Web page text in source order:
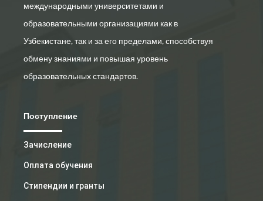
международными университетами и
образовательными организациями как в
Узбекистане, так и за его пределами, способствуя
обмену знаниями и повышая уровень
образовательных стандартов.
Поступление
Зачисление
Оплата обучения
Стипендии и гранты